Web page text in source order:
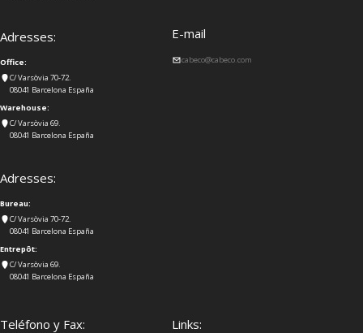
Adresses:
Office:
C/ Varsòvia 70-72.
08041 Barcelona España
Warehouse:
C/ Varsòvia 69.
08041 Barcelona España
Adresses:
Bureau:
C/ Varsòvia 70-72.
08041 Barcelona España
Entrepôt:
C/ Varsòvia 69.
08041 Barcelona España
E-mail
cabeco@cabeco.com
Teléfono y Fax: Links: